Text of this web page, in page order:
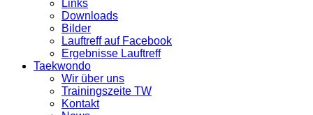
Links
Downloads
Bilder
Lauftreff auf Facebook
Ergebnisse Lauftreff
Taekwondo
Wir über uns
Trainingszeite TW
Kontakt